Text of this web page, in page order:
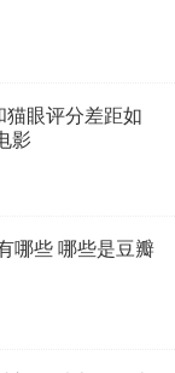
猫眼评分差距如
影
哪些 哪些是豆瓣